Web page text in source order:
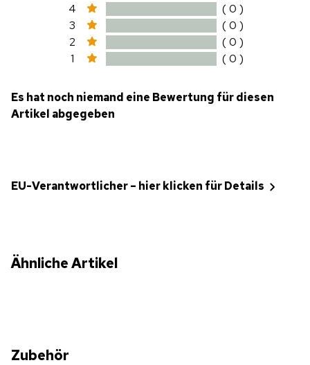
4
( 0 )
3
( 0 )
2
( 0 )
1
( 0 )
Es hat noch niemand eine Bewertung für diesen
Artikel abgegeben
EU-Verantwortlicher – hier klicken für Details
Ähnliche Artikel
Zubehör